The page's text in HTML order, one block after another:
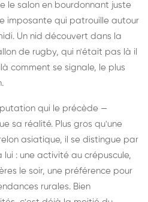
le salon en bourdonnant juste
imposante qui patrouille autour
Un nid découvert dans la
de rugby, qui n'était pas là il
comment se signale, le plus
qui le précède —
sa réalité. Plus gros qu'une
asiatique, il se distingue par
: une activité au crépuscule,
le soir, une préférence pour
rurales. Bien